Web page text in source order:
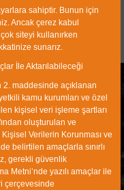
sahiptir. Bunun için
Ancak çerez kabul
siteyi kullanırken
sunarız.
İle Aktarılabileceği
2. maddesinde açıklanan
kamu kurumları ve özel
kişisel veri işleme şartları
oluşturulan ve
Verilerin Korunması ve
belirtilen amaçlarla sınırlı
gerekli güvenlik
Metni’nde yazılı amaçlar ile
çerçevesinde